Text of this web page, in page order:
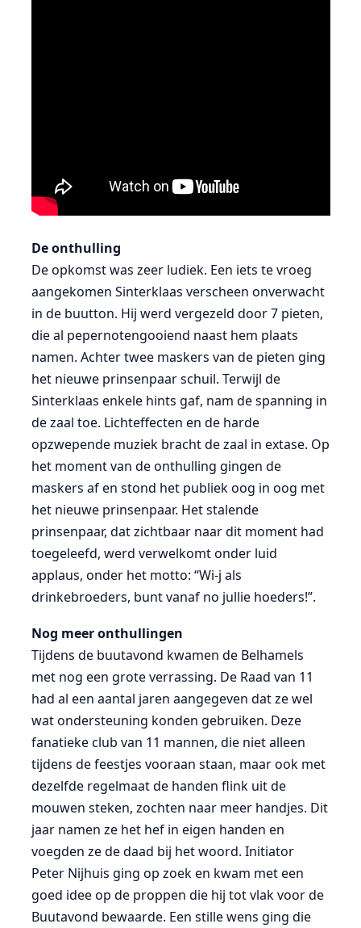
De onthulling
De opkomst was zeer ludiek. Een iets te vroeg
aangekomen Sinterklaas verscheen onverwacht
in de buutton. Hij werd vergezeld door 7 pieten,
die al pepernotengooiend naast hem plaats
namen. Achter twee maskers van de pieten ging
het nieuwe prinsenpaar schuil. Terwijl de
Sinterklaas enkele hints gaf, nam de spanning in
de zaal toe. Lichteffecten en de harde
opzwepende muziek bracht de zaal in extase. Op
het moment van de onthulling gingen de
maskers af en stond het publiek oog in oog met
het nieuwe prinsenpaar. Het stalende
prinsenpaar, dat zichtbaar naar dit moment had
toegeleefd, werd verwelkomt onder luid
applaus, onder het motto: “Wi-j als
drinkebroeders, bunt vanaf no jullie hoeders!”.
Nog meer onthullingen
Tijdens de buutavond kwamen de Belhamels
met nog een grote verrassing. De Raad van 11
had al een aantal jaren aangegeven dat ze wel
wat ondersteuning konden gebruiken. Deze
fanatieke club van 11 mannen, die niet alleen
tijdens de feestjes vooraan staan, maar ook met
dezelfde regelmaat de handen flink uit de
mouwen steken, zochten naar meer handjes. Dit
jaar namen ze het hef in eigen handen en
voegden ze de daad bij het woord. Initiator
Peter Nijhuis ging op zoek en kwam met een
goed idee op de proppen die hij tot vlak voor de
Buutavond bewaarde. Een stille wens ging die